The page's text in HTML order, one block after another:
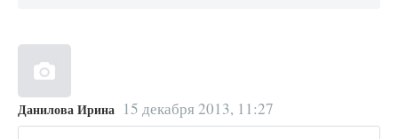
Данилова Ирина 15 декабря 2013, 11:27